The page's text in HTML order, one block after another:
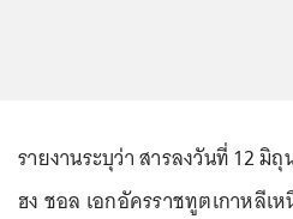
รายงานระบุว่า สารลงวันที่ 12
ฮง ชอล เอกอัครราชทูตเกาหลีเ